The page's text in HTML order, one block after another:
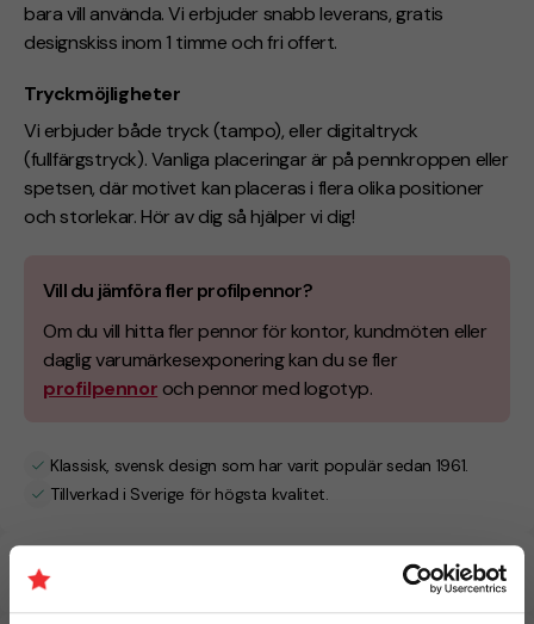
bara vill använda. Vi erbjuder snabb leverans, gratis
designskiss inom 1 timme och fri offert.
Tryckmöjligheter
Vi erbjuder både tryck (tampo), eller digitaltryck
(fullfärgstryck). Vanliga placeringar är på pennkroppen eller
spetsen, där motivet kan placeras i flera olika positioner
och storlekar. Hör av dig så hjälper vi dig!
Vill du jämföra fler profilpennor?
Om du vill hitta fler pennor för kontor, kundmöten eller
daglig varumärkesexponering kan du se fler
profilpennor och pennor med logotyp.
Klassisk, svensk design som har varit populär sedan 1961.
Tillverkad i Sverige för högsta kvalitet.
Specifikationer